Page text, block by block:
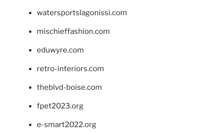
watersportslagonissi.com
mischieffashion.com
eduwyre.com
retro-interiors.com
theblvd-boise.com
fpet2023.org
e-smart2022.org